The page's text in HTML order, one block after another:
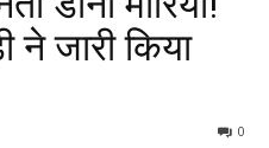
जारी किया
0